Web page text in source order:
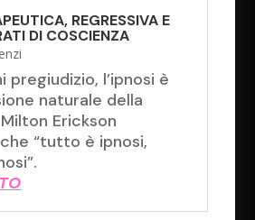
REGRESSIVA E
DI COSCIENZA
pregiudizio, l’ipnosi è
naturale della
Erickson
“tutto è ipnosi,